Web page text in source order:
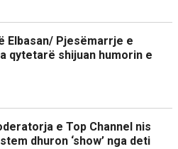
Elbasan/ Pjesëmarrje e
qytetarë shijuan humorin e
e Top Channel nis
dhuron ‘show’ nga deti